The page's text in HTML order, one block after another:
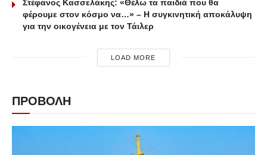
Στέφανος Κασσελάκης: «Θέλω τα παιδιά που θα
φέρουμε στον κόσμο να…» – Η συγκινητική αποκάλυψη
για την οικογένεια με τον Τάιλερ
LOAD MORE
ΠΡΟΒΟΛΗ